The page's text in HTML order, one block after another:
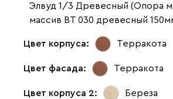
Элвуд 1/3 Древесный (Опора
массив ВТ 030 древесный
Цвет корпуса: Терракота
Цвет фасада: Терракота
Цвет корпуса 2: Береза